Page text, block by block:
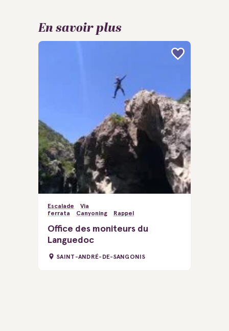
En savoir plus
Escalade
Via
ferrata
Canyoning Rappel
Office des moniteurs du
Languedoc
SAINT-ANDRÉ-DE-SANGONIS